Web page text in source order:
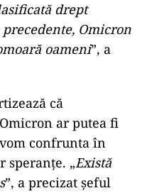
drept
Omicron
oameni”, a
că
ar putea fi
confrunta în
speranțe. „Există
”, a precizat șeful